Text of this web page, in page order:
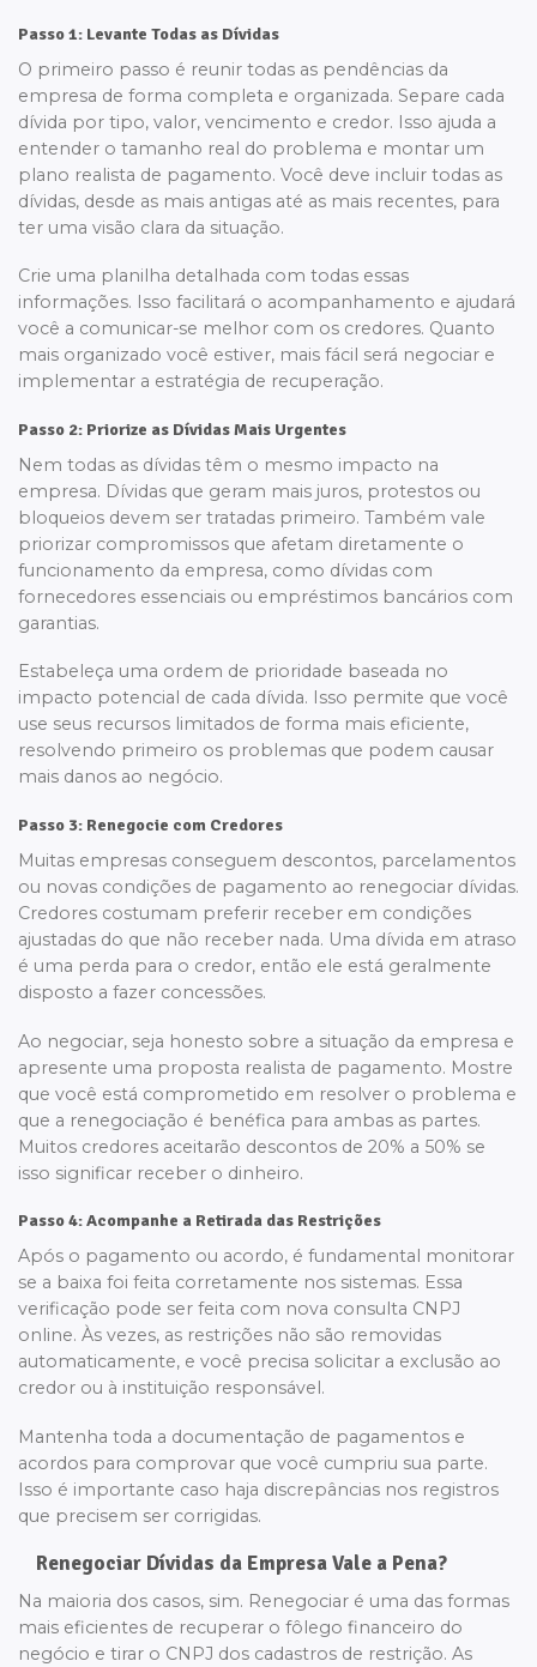
Passo 1: Levante Todas as Dívidas
O primeiro passo é reunir todas as pendências da
empresa de forma completa e organizada. Separe cada
dívida por tipo, valor, vencimento e credor. Isso ajuda a
entender o tamanho real do problema e montar um
plano realista de pagamento. Você deve incluir todas as
dívidas, desde as mais antigas até as mais recentes, para
ter uma visão clara da situação.
Crie uma planilha detalhada com todas essas
informações. Isso facilitará o acompanhamento e ajudará
você a comunicar-se melhor com os credores. Quanto
mais organizado você estiver, mais fácil será negociar e
implementar a estratégia de recuperação.
Passo 2: Priorize as Dívidas Mais Urgentes
Nem todas as dívidas têm o mesmo impacto na
empresa. Dívidas que geram mais juros, protestos ou
bloqueios devem ser tratadas primeiro. Também vale
priorizar compromissos que afetam diretamente o
funcionamento da empresa, como dívidas com
fornecedores essenciais ou empréstimos bancários com
garantias.
Estabeleça uma ordem de prioridade baseada no
impacto potencial de cada dívida. Isso permite que você
use seus recursos limitados de forma mais eficiente,
resolvendo primeiro os problemas que podem causar
mais danos ao negócio.
Passo 3: Renegocie com Credores
Muitas empresas conseguem descontos, parcelamentos
ou novas condições de pagamento ao renegociar dívidas.
Credores costumam preferir receber em condições
ajustadas do que não receber nada. Uma dívida em atraso
é uma perda para o credor, então ele está geralmente
disposto a fazer concessões.
Ao negociar, seja honesto sobre a situação da empresa e
apresente uma proposta realista de pagamento. Mostre
que você está comprometido em resolver o problema e
que a renegociação é benéfica para ambas as partes.
Muitos credores aceitarão descontos de 20% a 50% se
isso significar receber o dinheiro.
Passo 4: Acompanhe a Retirada das Restrições
Após o pagamento ou acordo, é fundamental monitorar
se a baixa foi feita corretamente nos sistemas. Essa
verificação pode ser feita com nova consulta CNPJ
online. Às vezes, as restrições não são removidas
automaticamente, e você precisa solicitar a exclusão ao
credor ou à instituição responsável.
Mantenha toda a documentação de pagamentos e
acordos para comprovar que você cumpriu sua parte.
Isso é importante caso haja discrepâncias nos registros
que precisem ser corrigidas.
Renegociar Dívidas da Empresa Vale a Pena?
Na maioria dos casos, sim. Renegociar é uma das formas
mais eficientes de recuperar o fôlego financeiro do
negócio e tirar o CNPJ dos cadastros de restrição. As